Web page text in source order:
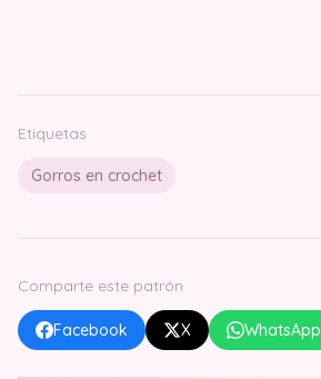
Etiquetas
Gorros en crochet
Comparte este patrón
Facebook X WhatsApp